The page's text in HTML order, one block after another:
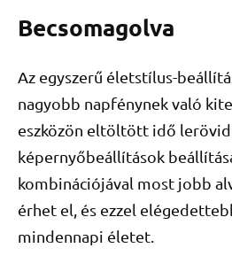
Becsomagolva
Az egyszerű életstílus-
nagyobb napfénynek való
eszközön eltöltött idő
képernyőbeállítások
kombinációjával most jobb
érhet el, és ezzel
mindennapi életet.